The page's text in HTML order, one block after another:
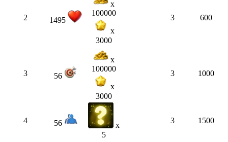
2 1495
x
100000
x
3000
3 600
3 56
x
100000
x
3000
3 1000
4 56
x
5
3 1500